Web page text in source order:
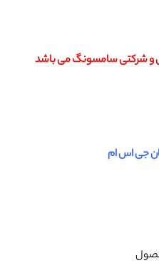
جی اس ام